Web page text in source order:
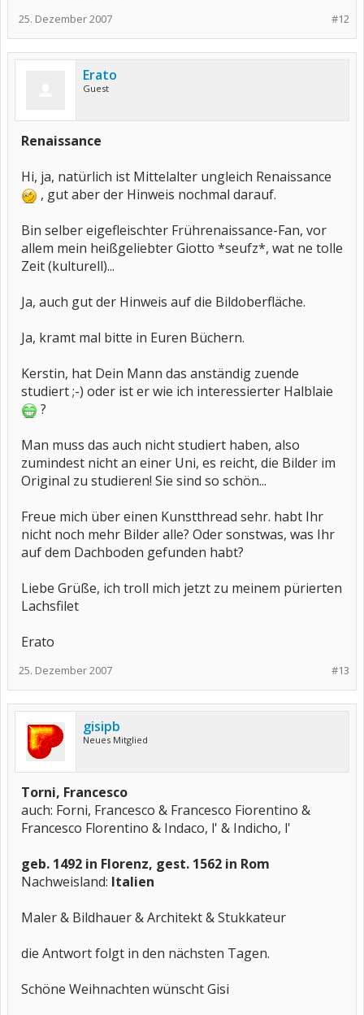
#12
25. Dezember 2007
Erato
Guest
Renaissance
Hi, ja, natürlich ist Mittelalter ungleich Renaissance
, gut aber der Hinweis nochmal darauf.
Bin selber eigefleischter Frührenaissance-Fan, vor
allem mein heißgeliebter Giotto *seufz*, wat ne tolle
Zeit (kulturell)...
Ja, auch gut der Hinweis auf die Bildoberfläche.
Ja, kramt mal bitte in Euren Büchern.
Kerstin, hat Dein Mann das anständig zuende
studiert ;-) oder ist er wie ich interessierter Halblaie
?
Man muss das auch nicht studiert haben, also
zumindest nicht an einer Uni, es reicht, die Bilder im
Original zu studieren! Sie sind so schön...
Freue mich über einen Kunstthread sehr. habt Ihr
nicht noch mehr Bilder alle? Oder sonstwas, was Ihr
auf dem Dachboden gefunden habt?
Liebe Grüße, ich troll mich jetzt zu meinem pürierten
Lachsfilet
Erato
#13
25. Dezember 2007
gisipb
Neues Mitglied
Torni, Francesco
auch: Forni, Francesco & Francesco Fiorentino &
Francesco Florentino & Indaco, l' & Indicho, l'
geb. 1492 in Florenz, gest. 1562 in Rom
Nachweisland: Italien
Maler & Bildhauer & Architekt & Stukkateur
die Antwort folgt in den nächsten Tagen.
Schöne Weihnachten wünscht Gisi